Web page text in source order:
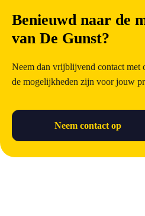
Benieuwd naar de
van De Gunst?
Neem dan vrijblijvend contact met
de mogelijkheden zijn voor jouw
Neem contact op